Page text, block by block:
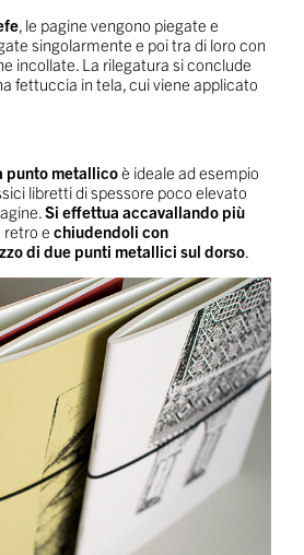
, le pagine vengono piegate e
singolarmente e poi tra di loro con
incollate. La rilegatura si conclude
fettuccia in tela, cui viene applicato
punto metallicoè ideale ad esempio
libretti di spessore poco elevato
Si effettua accavallando più
e chiudendoli con
di due punti metallici sul dorso